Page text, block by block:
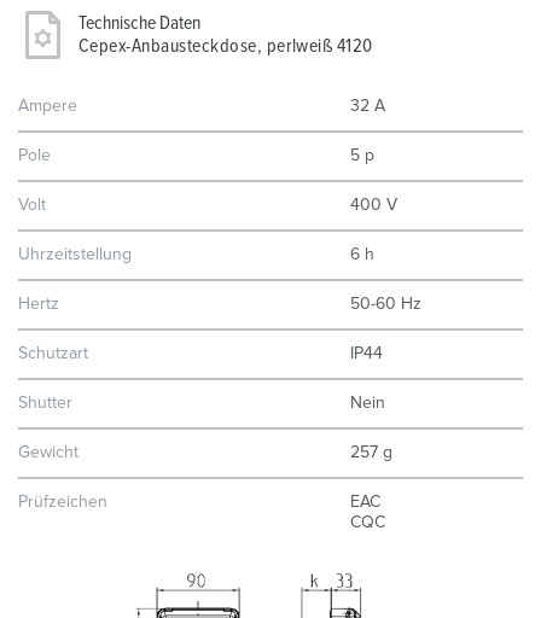
Technische Daten
Cepex-Anbausteckdose, perlweiß 4120
Ampere 32 A
Pole 5 p
Volt 400 V
Uhrzeitstellung 6 h
Hertz 50-60 Hz
Schutzart IP44
Shutter Nein
Gewicht 257 g
Prüfzeichen
EAC
CQC